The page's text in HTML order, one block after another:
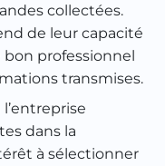
collectées.
de leur capacité
professionnel
transmises.
dans la
à sélectionner